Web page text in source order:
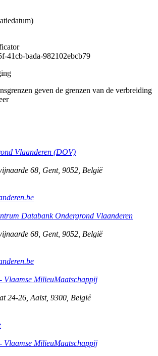
41cb-bada-982102ebcb79
geven de grenzen van de verbreiding
Vlaanderen (DOV)
68 Gent, 9052 België
Databank Ondergrond Vlaanderen
68 Gent, 9052 België
Vlaamse MilieuMaatschappij
24-26 Aalst, 9300 België
Vlaamse MilieuMaatschappij